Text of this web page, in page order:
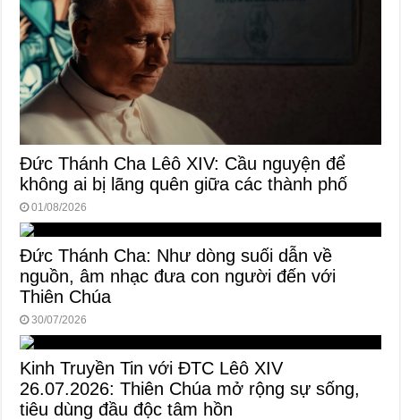
Đức Thánh Cha Lêô XIV: Cầu nguyện để
không ai bị lãng quên giữa các thành phố
01/08/2026
Đức Thánh Cha: Như dòng suối dẫn về
nguồn, âm nhạc đưa con người đến với
Thiên Chúa
30/07/2026
Kinh Truyền Tin với ĐTC Lêô XIV
26.07.2026: Thiên Chúa mở rộng sự sống,
tiêu dùng đầu độc tâm hồn